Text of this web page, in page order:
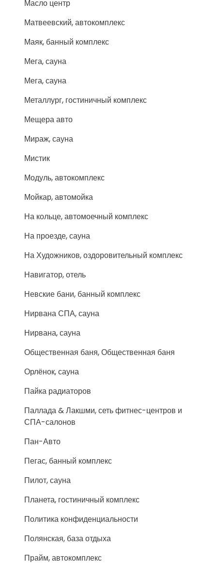
Масло центр
Матвеевский, автокомплекс
Маяк, банный комплекс
Мега, сауна
Мега, сауна
Металлург, гостиничный комплекс
Мещера авто
Мираж, сауна
Мистик
Модуль, автокомплекс
Мойкар, автомойка
На кольце, автомоечный комплекс
На проезде, сауна
На Художников, оздоровительный комплекс
Навигатор, отель
Невские бани, банный комплекс
Нирвана СПА, сауна
Нирвана, сауна
Общественная баня, Общественная баня
Орлёнок, сауна
Пайка радиаторов
Паллада & Лакшми, сеть фитнес-центров и
СПА-салонов
Пан-Авто
Пегас, банный комплекс
Пилот, сауна
Планета, гостиничный комплекс
Политика конфиденциальности
Полянская, база отдыха
Прайм, автокомплекс